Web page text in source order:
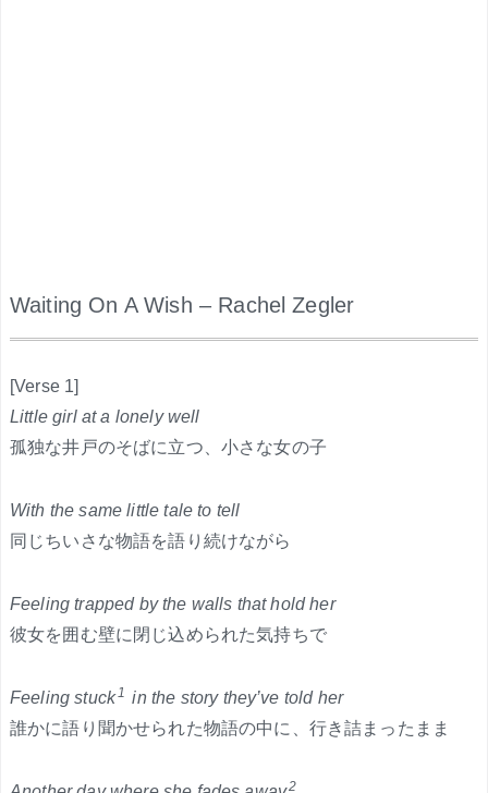
Waiting On A Wish – Rachel Zegler
[Verse 1]
Little girl at a lonely well
孤独な井戸のそばに立つ、小さな女の子
With the same little tale to tell
同じちいさな物語を語り続けながら
Feeling trapped by the walls that hold her
彼女を囲む壁に閉じ込められた気持ちで
Feeling stuck1 in the story they’ve told her
誰かに語り聞かせられた物語の中に、行き詰まったまま
2